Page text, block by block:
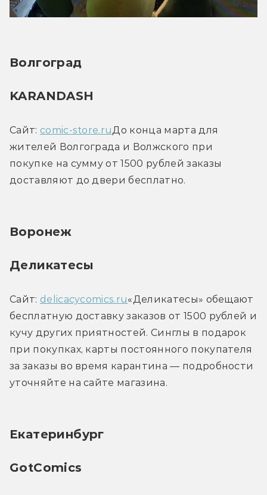
Волгоград
KARANDASH
Сайт: comic-store.ru До конца марта для
жителей Волгограда и Волжского при
покупке на сумму от 1500 рублей заказы
доставляют до двери бесплатно.
Воронеж
Деликатесы
Сайт: delicacycomics.ru«Деликатесы» обещают
бесплатную доставку заказов от 1500 рублей и
кучу других приятностей. Синглы в подарок
при покупках, карты постоянного покупателя
за заказы во время карантина — подробности
уточняйте на сайте магазина.
Екатеринбург
GotComics